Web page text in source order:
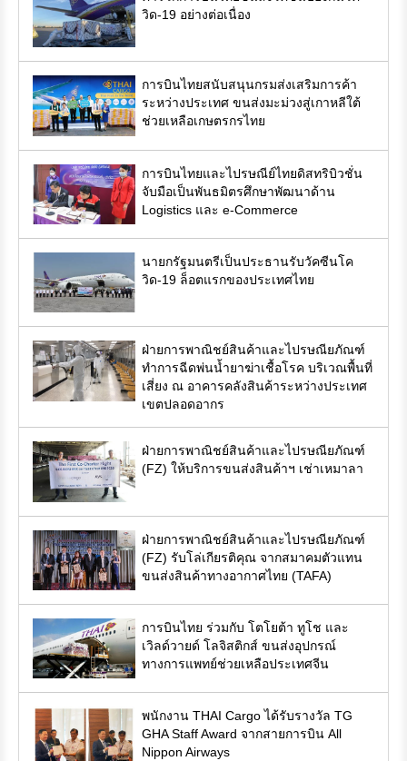
วิด-19 อย่างต่อเนื่อง
การบินไทยสนับสนุนกรมส่งเสริมการค้า
ระหว่างประเทศ ขนส่งมะม่วงสู่เกาหลีใต้
ช่วยเหลือเกษตรกรไทย
การบินไทยและไปรษณีย์ไทยดิสทริบิวชั่น
จับมือเป็นพันธมิตรศึกษาพัฒนาด้าน
Logistics และ e-Commerce
นายกรัฐมนตรีเป็นประธานรับวัคซีนโค
วิด-19 ล็อตแรกของประเทศไทย
ฝ่ายการพาณิชย์สินค้าและไปรษณียภัณฑ์
ทำการฉีดพ่นน้ำยาฆ่าเชื้อโรค บริเวณพื้นที่
เสี่ยง ณ อาคารคลังสินค้าระหว่างประเทศ
เขตปลอดอากร
ฝ่ายการพาณิชย์สินค้าและไปรษณียภัณฑ์
(FZ) ให้บริการขนส่งสินค้าฯ เช่าเหมาลา
ฝ่ายการพาณิชย์สินค้าและไปรษณียภัณฑ์
(FZ) รับโล่เกียรติคุณ จากสมาคมตัวแทน
ขนส่งสินค้าทางอากาศไทย (TAFA)
การบินไทย ร่วมกับ โตโยต้า ทูโช และ
เวิลด์วายด์ โลจิสติกส์ ขนส่งอุปกรณ์
ทางการแพทย์ช่วยเหลือประเทศจีน
พนักงาน THAI Cargo ได้รับรางวัล TG
GHA Staff Award จากสายการบิน All
Nippon Airways